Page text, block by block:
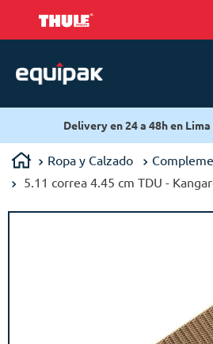
Delivery en 24 a 48h en
Ropa y Calzado
5.11 correa 4.45 cm TDU -